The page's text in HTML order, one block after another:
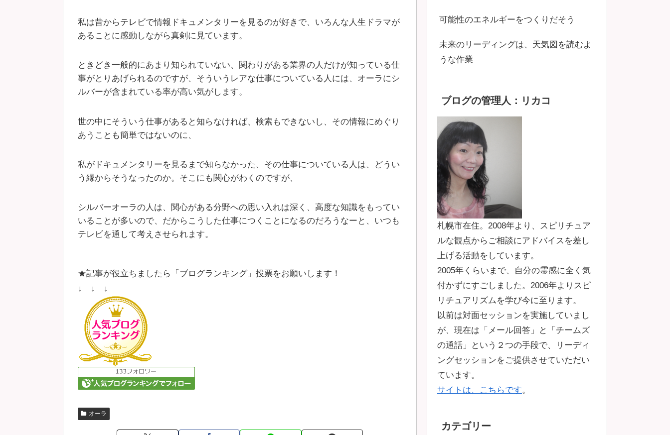
私は昔からテレビで情報ドキュメンタリーを見るのが好きで、いろんな人生ドラマが
あることに感動しながら真剣に見ています。
ときどき一般的にあまり知られていない、関わりがある業界の人だけが知っている仕
事がとりあげられるのですが、そういうレアな仕事についている人には、オーラにシ
ルバーが含まれている率が高い気がします。
世の中にそういう仕事があると知らなければ、検索もできないし、その情報にめぐり
あうことも簡単ではないのに、
私がドキュメンタリーを見るまで知らなかった、その仕事についている人は、どうい
う縁からそうなったのか。そこにも関心がわくのですが、
シルバーオーラの人は、関心がある分野への思い入れは深く、高度な知識をもってい
いることが多いので、だからこうした仕事につくことになるのだろうなーと、いつも
テレビを通して考えさせられます。
★記事が役立ちましたら「ブログランキング」投票をお願いします！
↓ ↓ ↓
オーラ
可能性のエネルギーをつくりだそう
未来のリーディングは、天気図を読むよ
うな作業
ブログの管理人：リカコ
札幌市在住。2008年より、スピリチュア
ルな観点からご相談にアドバイスを差し
上げる活動をしています。
2005年くらいまで、自分の霊感に全く気
付かずにすごしました。2006年よりスピ
リチュアリズムを学び今に至ります。
以前は対面セッションを実施していまし
が、現在は「メール回答」と「チームズ
の通話」という２つの手段で、リーディ
ングセッションをご提供させていただい
ています。
サイトは、こちらです。
カテゴリー